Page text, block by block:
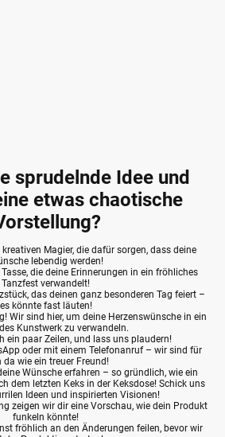
sprudelnde Idee und
etwas chaotische
Magier, die dafür sorgen, dass deine
lebendig werden!
die deine Erinnerungen in ein fröhliches
Tanzfest verwandelt!
das deinen ganz besonderen Tag feiert –
es könnte fast läuten!
Wir sind hier, um deine Herzenswünsche in ein
Kunstwerk zu verwandeln.
ein paar Zeilen, und lass uns plaudern!
oder mit einem Telefonanruf – wir sind für
da wie ein treuer Freund!
Wünsche erfahren – so gründlich, wie ein
dem letzten Keks in der Keksdose! Schick uns
Ideen und inspirierten Visionen!
zeigen wir dir eine Vorschau, wie dein Produkt
funkeln könnte!
fröhlich an den Änderungen feilen, bevor wir